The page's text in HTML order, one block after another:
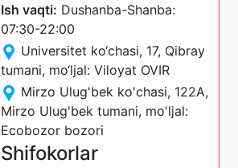
Ish vaqti: Dushanba-Shanba:
07:30-22:00
Universitet ko‘chasi, 17, Qibray
tumani, mo‘ljal: Viloyat OVIR
Mirzo Ulug'bek ko'chasi, 122A,
Mirzo Ulug'bek tumani, mo'ljal:
Ecobozor bozori
Shifokorlar